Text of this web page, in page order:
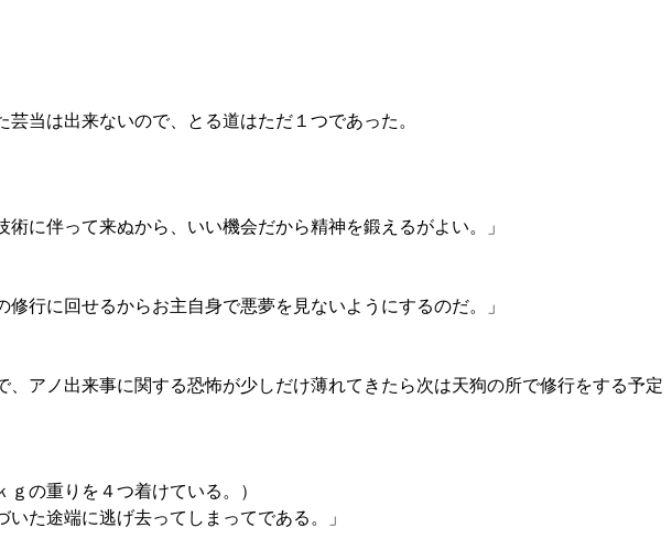
当は出来ないので、とる道はただ１つであった。
に伴って来ぬから、いい機会だから精神を鍛えるがよい。」
行に回せるからお主自身で悪夢を見ないようにするのだ。」
アノ出来事に関する恐怖が少しだけ薄れてきたら次は天狗の所で修行をする予定
の重りを４つ着けている。）
た途端に逃げ去ってしまってである。」